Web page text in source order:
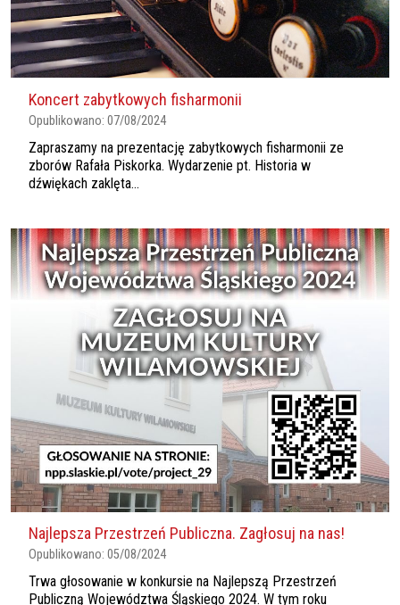
Koncert zabytkowych fisharmonii
Opublikowano: 07/08/2024
Zapraszamy na prezentację zabytkowych fisharmonii ze
zborów Rafała Piskorka. Wydarzenie pt. Historia w
dźwiękach zaklęta...
Najlepsza Przestrzeń Publiczna. Zagłosuj na nas!
Opublikowano: 05/08/2024
Trwa głosowanie w konkursie na Najlepszą Przestrzeń
Publiczną Województwa Śląskiego 2024. W tym roku